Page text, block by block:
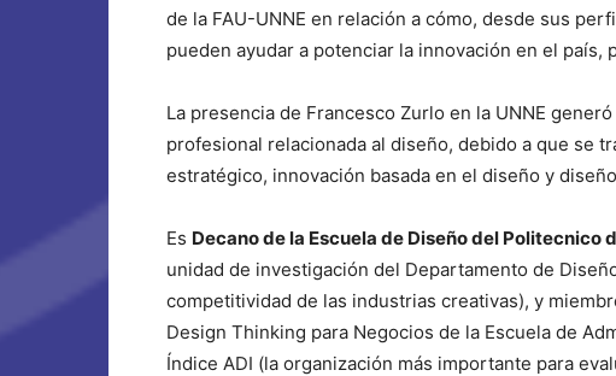
de la FAU-UNNE en relación a cómo, desde sus
pueden ayudar a potenciar la innovación en el país,
La presencia de Francesco Zurlo en la UNNE
profesional relacionada al diseño, debido a que se
estratégico, innovación basada en el diseño y
Es Decano de la Escuela de Diseño del Politecnico
unidad de investigación del Departamento de
competitividad de las industrias creativas), y
Design Thinking para Negocios de la Escuela de
Índice ADI (la organización más importante para